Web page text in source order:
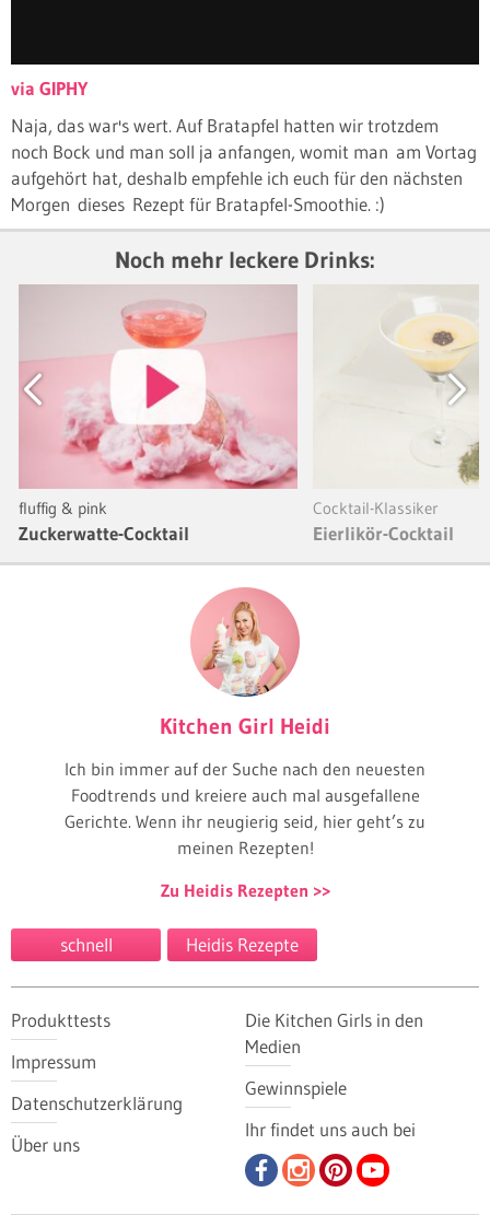
via GIPHY
Naja, das war's wert. Auf Bratapfel hatten wir trotzdem
noch Bock und man soll ja anfangen, womit man am Vortag
aufgehört hat, deshalb empfehle ich euch für den nächsten
Morgen dieses Rezept für Bratapfel-Smoothie. :)
Noch mehr leckere Drinks:
Previous
fluffig & pink
Zuckerwatte-Cocktail
Cocktail-Klassiker
Eierlikör-Cocktail
Next
Kitchen Girl Heidi
Ich bin immer auf der Suche nach den neuesten
Foodtrends und kreiere auch mal ausgefallene
Gerichte. Wenn ihr neugierig seid, hier geht’s zu
meinen Rezepten!
Zu Heidis Rezepten
schnell Heidis Rezepte
Produkttests
Impressum
Datenschutzerklärung
Über uns
Die Kitchen Girls in den
Medien
Gewinnspiele
Ihr findet uns auch bei